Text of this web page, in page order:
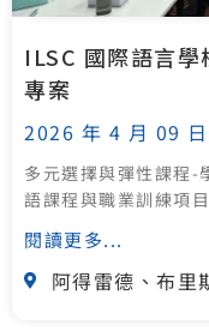
ILSC 國際語言
專案
2026 年 4 月 09 日
多元選擇與彈性課程-
語課程與職業訓練項
閱讀更多...
阿得雷德、布里